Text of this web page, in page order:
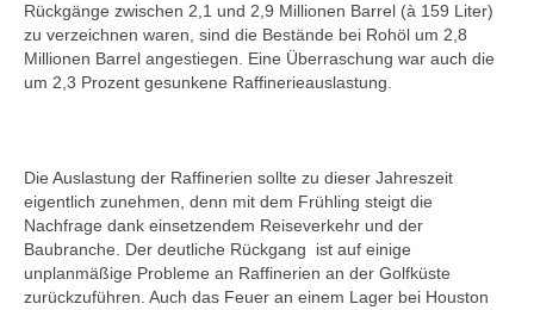
Rückgänge zwischen 2,1 und 2,9 Millionen Barrel (à 159 Liter)
zu verzeichnen waren, sind die Bestände bei Rohöl um 2,8
Millionen Barrel angestiegen. Eine Überraschung war auch die
um 2,3 Prozent gesunkene Raffinerieauslastung.
Die Auslastung der Raffinerien sollte zu dieser Jahreszeit
eigentlich zunehmen, denn mit dem Frühling steigt die
Nachfrage dank einsetzendem Reiseverkehr und der
Baubranche. Der deutliche Rückgang ist auf einige
unplanmäßige Probleme an Raffinerien an der Golfküste
zurückzuführen. Auch das Feuer an einem Lager bei Houston